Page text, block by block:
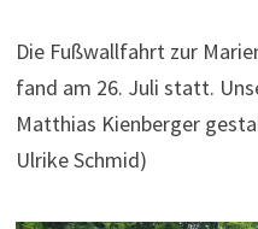
Die Fußwallfahrt zur
fand am 26. Juli statt.
Matthias Kienberger
Ulrike Schmid)